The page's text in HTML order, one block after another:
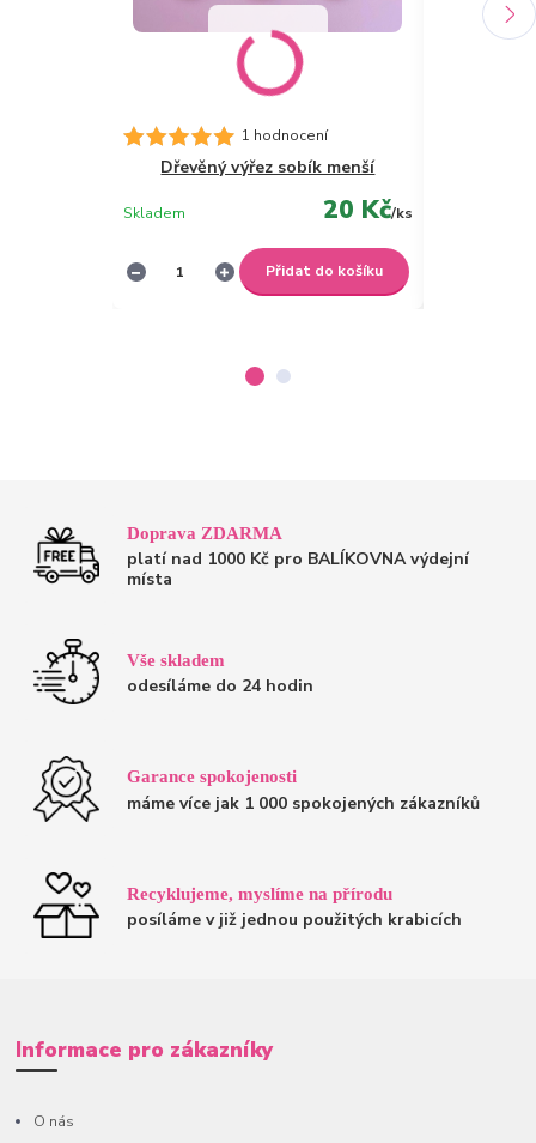
1 hodnocení
Dřevěný výřez sobík menší
20 Kč/ks
Skladem
Přidat do košíku
Doprava ZDARMA
platí nad 1000 Kč pro BALÍKOVNA výdejní
místa
Vše skladem
odesíláme do 24 hodin
Garance spokojenosti
máme více jak 1 000 spokojených zákazníků
Recyklujeme, myslíme na přírodu
posíláme v již jednou použitých krabicích
Informace pro zákazníky
O nás